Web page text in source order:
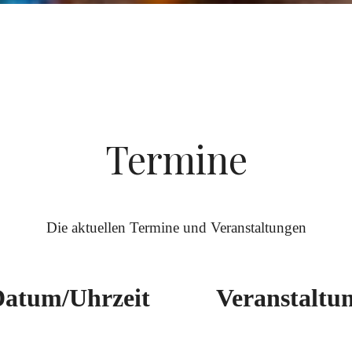
Termine
Die aktuellen Termine und Veranstaltungen
Uhrzeit